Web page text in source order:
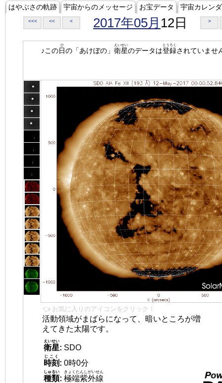
はやぶさの軌跡 宇宙からのメッセージ お宝データ 宇宙カレン
<<< << < 2017年05月 12日 >
♪この日
ひ
の「あけぼの」 衛星
えいせい
のデータは登録
とうろく
されていませ
👈 お気に入りのアイコンをクリック！
活動領域がまばらになって、暗いところが増
えてきた太陽です。
衛星
えいせい
: SDO
時刻
じこく
: 0時0分
種類
しゅるい
: 極端紫外線
きょくたんしがいせん